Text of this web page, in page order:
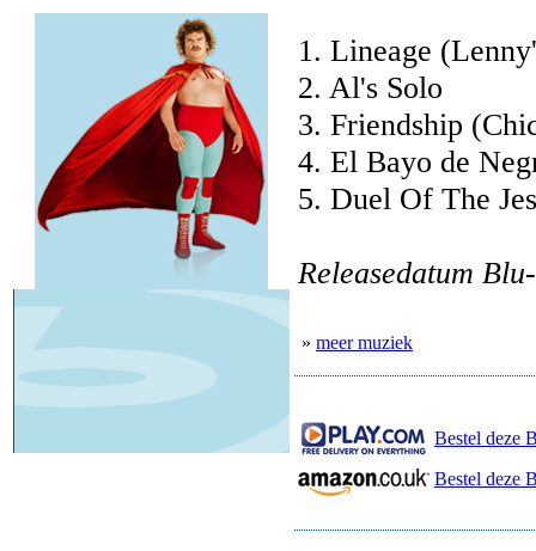
1. Lineage
2. Al's Solo
3. Friendship
4. El Bayo de
5. Duel Of The
Releasedatum
» meer muziek
Bestel deze
Bestel deze